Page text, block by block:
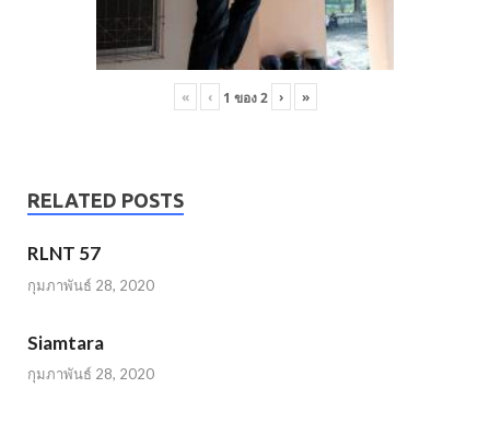
« ‹ 1 ของ2 › »
RELATED POSTS
RLNT 57
กุมภาพันธ์ 28, 2020
Siamtara
กุมภาพันธ์ 28, 2020